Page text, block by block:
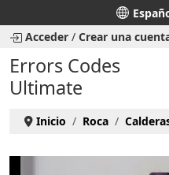
Seleccione su idioma
Acceder / Crear una
Errors Codes
Ultimate
Inicio Roca